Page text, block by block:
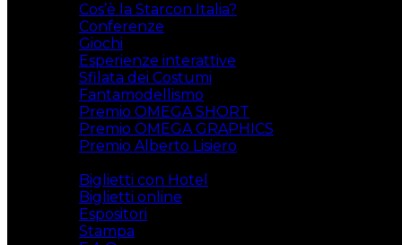
Cos’è la Starcon Italia?
Conferenze
Giochi
Esperienze interattive
Sfilata dei Costumi
Fantamodellismo
Premio OMEGA SHORT
Premio OMEGA GRAPHICS
Premio Alberto Lisiero
Biglietti con Hotel
Biglietti online
Espositori
Stampa